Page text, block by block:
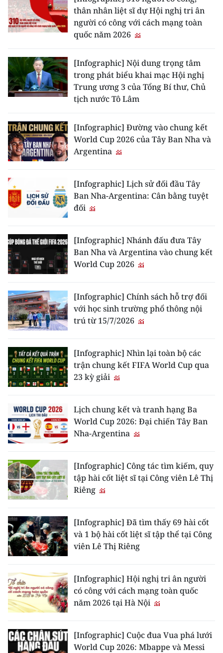
ENGLISH
中文
FRANÇAIS
РУССКИЙ
한국어
thân nhân liệt sĩ dự Hội nghị tri ân
người có công với cách mạng toàn
quốc năm 2026
[Infographic] Nội dung trọng tâm
trong phát biểu khai mạc Hội nghị
Trung ương 3 của Tổng Bí thư, Chủ
tịch nước Tô Lâm
[Infographic] Đường vào chung kết
World Cup 2026 của Tây Ban Nha và
Argentina
[Infographic] Lịch sử đối đầu Tây
Ban Nha-Argentina: Cân bằng tuyệt
đối
[Infographic] Nhánh đấu đưa Tây
Ban Nha và Argentina vào chung kết
World Cup 2026
[Infographic] Chính sách hỗ trợ đối
với học sinh trường phổ thông nội
trú từ 15/7/2026
[Infographic] Nhìn lại toàn bộ các
trận chung kết FIFA World Cup qua
23 kỳ giải
Lịch chung kết và tranh hạng Ba
World Cup 2026: Đại chiến Tây Ban
Nha-Argentina
[Infographic] Công tác tìm kiếm, quy
tập hài cốt liệt sĩ tại Công viên Lê Thị
Riêng
[Infographic] Đã tìm thấy 69 hài cốt
và 1 bộ hài cốt liệt sĩ tập thể tại Công
viên Lê Thị Riêng
[Infographic] Hội nghị tri ân người
có công với cách mạng toàn quốc
năm 2026 tại Hà Nội
[Infographic] Cuộc đua Vua phá lưới
World Cup 2026: Mbappe và Messi